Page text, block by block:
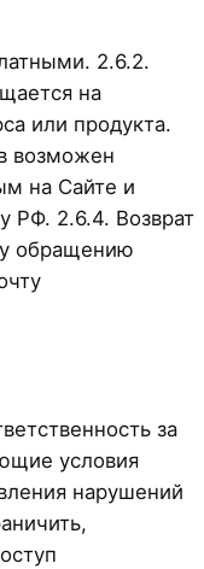
2.6.2.
на
или продукта.
возможен
на Сайте и
РФ. 2.6.4. Возврат
обращению
за
условия
нарушений